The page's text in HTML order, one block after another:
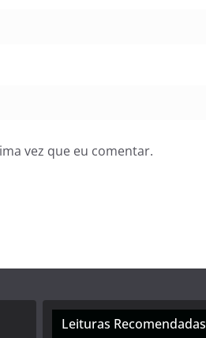
vez que eu comentar.
Leituras Recomendadas